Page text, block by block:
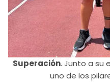
Superación. Junto a su
uno de los